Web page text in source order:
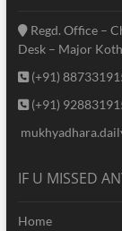
Regd. Office –
Desk – Major
(+91)
(+91)
IF U MISSED
Home